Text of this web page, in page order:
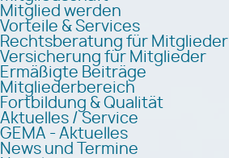
Mitglied werden
Vorteile & Services
Rechtsberatung für Mitglieder
Versicherung für Mitglieder
Ermäßigte Beiträge
Mitgliederbereich
Fortbildung & Qualität
Aktuelles / Service
GEMA - Aktuelles
News und Termine